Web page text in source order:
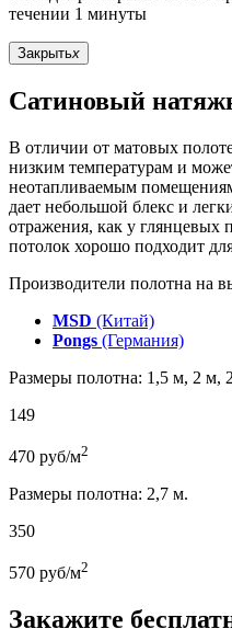
течении 1 минуты
Закрытьx
Сатиновый
В отличии от матовых
низким температурам и
неотапливаемым
дает небольшой блекс и
отражения, как у глянцевых
потолок хорошо подходит
Производители полотна на
MSD (Китай)
Pongs (Германия)
Размеры полотна: 1,5 м, 2 м,
149
470 руб/м2
Размеры полотна: 2,7 м.
350
570 руб/м2
Закажите